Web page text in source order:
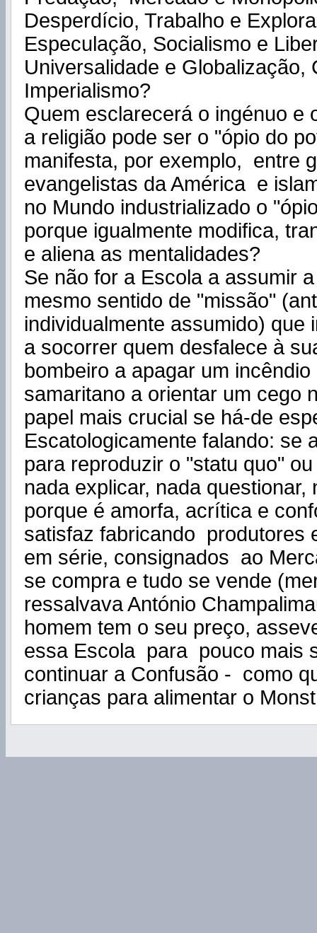
Desperdício, Trabalho e
Especulação, Socialismo e
Universalidade e Globalização,
Imperialismo?
Quem esclarecerá o ingénuo e
a religião pode ser o "ópio do
manifesta, por exemplo, entre
evangelistas da América e
no Mundo industrializado o
porque igualmente modifica,
e aliena as mentalidades?
Se não for a Escola a assumir
mesmo sentido de "missão"
individualmente assumido) que
a socorrer quem desfalece à
bombeiro a apagar um incêndio
samaritano a orientar um cego
papel mais crucial se há-de
Escatologicamente falando: se
para reproduzir o "statu quo"
nada explicar, nada questionar,
porque é amorfa, acrítica e
satisfaz fabricando produtores
em série, consignados ao
se compra e tudo se vende
ressalvava António
homem tem o seu preço,
essa Escola para pouco mais
continuar a Confusão - como
crianças para alimentar o